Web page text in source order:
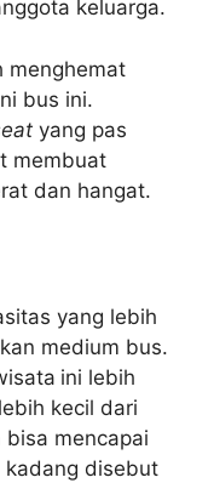
keluarga.
menghemat
bus ini.
yang pas
membuat
dan hangat.
yang lebih
medium bus.
ini lebih
kecil dari
bisa mencapai
kadang disebut